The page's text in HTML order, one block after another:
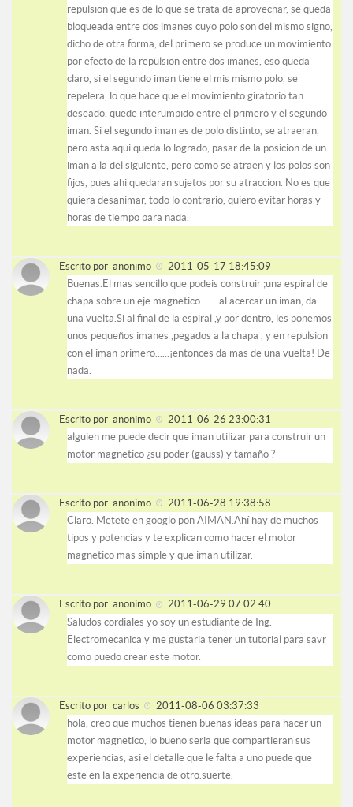
repulsion que es de lo que se trata de aprovechar, se queda
bloqueada entre dos imanes cuyo polo son del mismo signo,
dicho de otra forma, del primero se produce un movimiento
por efecto de la repulsion entre dos imanes, eso queda
claro, si el segundo iman tiene el mis mismo polo, se
repelera, lo que hace que el movimiento giratorio tan
deseado, quede interumpido entre el primero y el segundo
iman. Si el segundo iman es de polo distinto, se atraeran,
pero asta aqui queda lo logrado, pasar de la posicion de un
iman a la del siguiente, pero como se atraen y los polos son
fijos, pues ahi quedaran sujetos por su atraccion. No es que
quiera desanimar, todo lo contrario, quiero evitar horas y
horas de tiempo para nada.
Escrito por anonimo
2011-05-17 18:45:09
Buenas.El mas sencillo que podeis construir ;una espiral de
chapa sobre un eje magnetico........al acercar un iman, da
una vuelta.Si al final de la espiral ,y por dentro, les ponemos
unos pequeños imanes ,pegados a la chapa , y en repulsion
con el iman primero......¡entonces da mas de una vuelta! De
nada.
Escrito por anonimo
2011-06-26 23:00:31
alguien me puede decir que iman utilizar para construir un
motor magnetico ¿su poder (gauss) y tamaño ?
Escrito por anonimo
2011-06-28 19:38:58
Claro. Metete en googlo pon AIMAN.Ahí hay de muchos
tipos y potencias y te explican como hacer el motor
magnetico mas simple y que iman utilizar.
Escrito por anonimo
2011-06-29 07:02:40
Saludos cordiales yo soy un estudiante de Ing.
Electromecanica y me gustaria tener un tutorial para savr
como puedo crear este motor.
Escrito por carlos
2011-08-06 03:37:33
hola, creo que muchos tienen buenas ideas para hacer un
motor magnetico, lo bueno seria que compartieran sus
experiencias, asi el detalle que le falta a uno puede que
este en la experiencia de otro.suerte.